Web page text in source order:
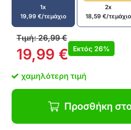
σώματός σας
Κατάλληλο για ύπνο στο
στομάχι, κ.λπ.
Αεριζόμενο ύφασμα που
την εφίδρωση
από υλικό που είναι
Ο εργονομικός σχεδιασμός
1x
19,99 €/τεμάχιο
2x
18,59 €/τεμάχιο
Τιμή:26,99€
19,99 € Εκτός 26%
χαμηλότερη τιμή
Προσθήκη